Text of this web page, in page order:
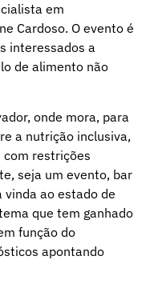
em
Cardoso. O evento é
interessados a
de alimento não
onde mora, para
a nutrição inclusiva,
com restrições
seja um evento, bar
ao estado de
que tem ganhado
função do
apontando